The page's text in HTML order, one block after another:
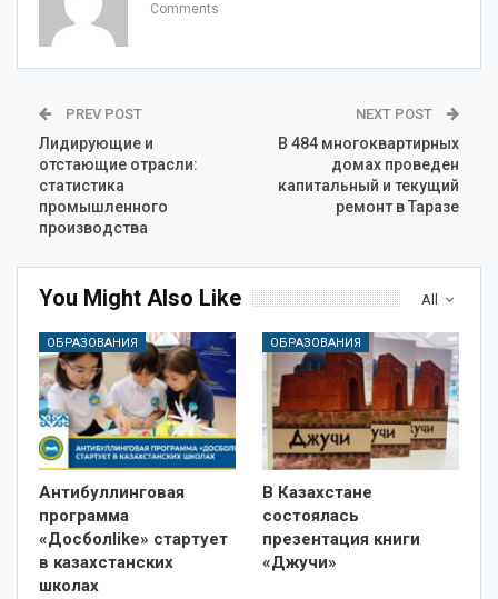
Comments
PREV POST
Лидирующие и
отстающие отрасли:
статистика
промышленного
производства
NEXT POST
В 484 многоквартирных
домах проведен
капитальный и текущий
ремонт в Таразе
All
You Might Also Like
ОБРАЗОВАНИЯ
Антибуллинговая
программа
«Досболlike» стартует
в казахстанских
школах
ОБРАЗОВАНИЯ
В Казахстане
состоялась
презентация книги
«Джучи»